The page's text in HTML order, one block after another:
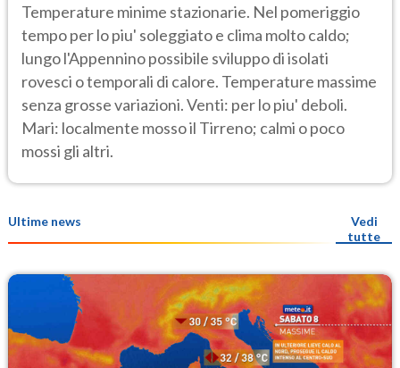
Temperature minime stazionarie. Nel pomeriggio
tempo per lo piu' soleggiato e clima molto caldo;
lungo l'Appennino possibile sviluppo di isolati
rovesci o temporali di calore. Temperature massime
senza grosse variazioni. Venti: per lo piu' deboli.
Mari: localmente mosso il Tirreno; calmi o poco
mossi gli altri.
Ultime news
Vedi
tutte